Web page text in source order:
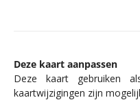
Deze kaart aanpassen
Deze kaart gebruiken
kaartwijzigingen zijn